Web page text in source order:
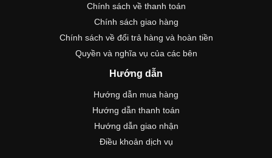
Chính sách về thanh toán
Chính sách giao hàng
Chính sách về đổi trả hàng và hoàn tiền
Quyền và nghĩa vụ của các bên
Hướng dẫn
Hướng dẫn mua hàng
Hướng dẫn thanh toán
Hướng dẫn giao nhận
Điều khoản dịch vụ